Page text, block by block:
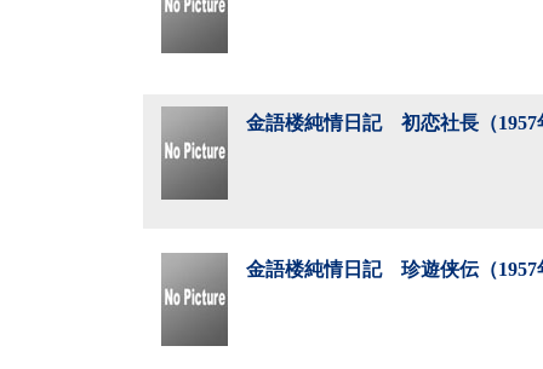
金語楼純情日記 初恋社長（1957
金語楼純情日記 珍遊侠伝（1957